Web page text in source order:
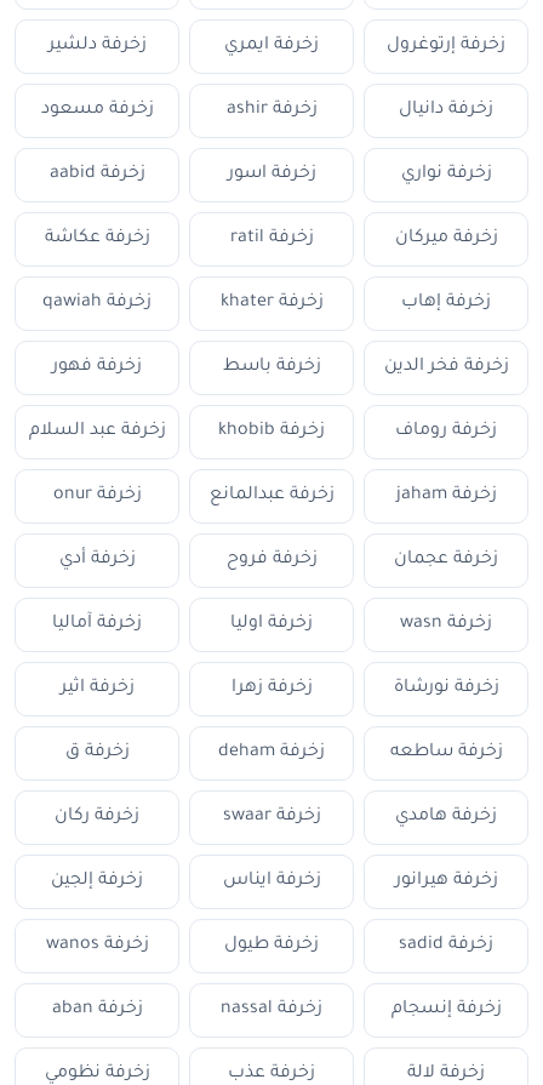
زخرفة إرتوغرول زخرفة ايمري زخرفة دلشير
زخرفة دانيال زخرفة ashir زخرفة مسعود
زخرفة نواري زخرفة اسور زخرفة aabid
زخرفة ميركان زخرفة ratil زخرفة عكاشة
زخرفة إهاب زخرفة khater زخرفة qawiah
زخرفة فخر الدين زخرفة باسط زخرفة فهور
زخرفة روماف زخرفة khobib زخرفة عبد السلام
زخرفة jaham زخرفة عبدالمانع زخرفة onur
زخرفة عجمان زخرفة فروح زخرفة أدي
زخرفة wasn زخرفة اوليا زخرفة آماليا
زخرفة نورشاة زخرفة زهرا زخرفة اثير
زخرفة ساطعه زخرفة deham زخرفة ق
زخرفة هامدي زخرفة swaar زخرفة ركان
زخرفة هيرانور زخرفة ايناس زخرفة إلجين
زخرفة sadid زخرفة طيول زخرفة wanos
زخرفة إنسجام زخرفة nassal زخرفة aban
زخرفة لالة زخرفة عذب زخرفة نظومي